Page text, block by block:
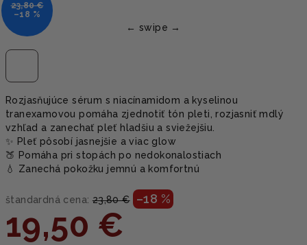
Rozjasňujúce sérum s niacínamidom a kyselinou
tranexamovou pomáha zjednotiť tón pleti, rozjasniť mdlý
vzhľad a zanechať pleť hladšiu a sviežejšiu.
✨ Pleť pôsobí jasnejšie a viac glow
🍑 Pomáha pri stopách po nedokonalostiach
💧 Zanechá pokožku jemnú a komfortnú
štandardná cena: 23,80 € –18 %
19,50 €
23,80 €
–18 %